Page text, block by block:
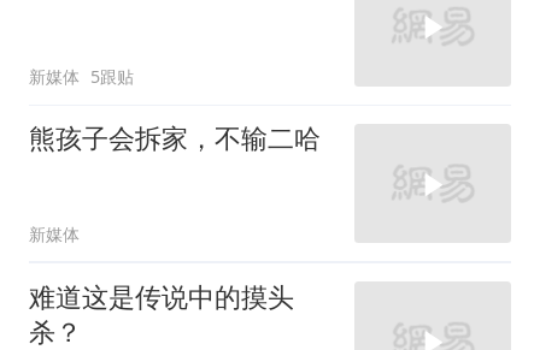
新媒体 5跟贴
熊孩子会拆家，不输二哈
新媒体
难道这是传说中的摸头
杀？